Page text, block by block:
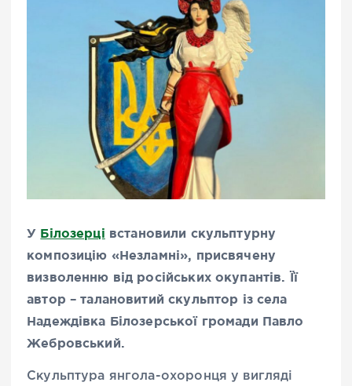
У Білозерці встановили скульптурну
композицію «Незламні», присвячену
визволенню від російських окупантів. Її
автор – талановитий скульптор із села
Надеждівка Білозерської громади Павло
Жебровський.
Скульптура янгола-охоронця у вигляді